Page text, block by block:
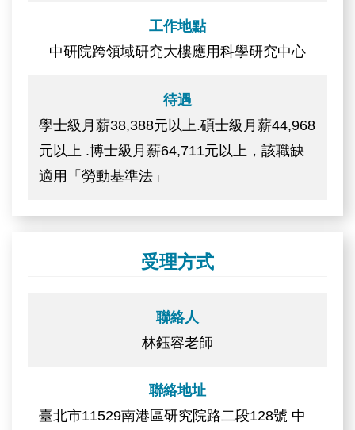
工作地點
中研院跨領域研究大樓應用科學研究中心
待遇
學士級月薪38,388元以上.碩士級月薪44,968
元以上 .博士級月薪64,711元以上，該職缺
適用「勞動基準法」
受理方式
聯絡人
林鈺容老師
聯絡地址
臺北市11529南港區研究院路二段128號 中